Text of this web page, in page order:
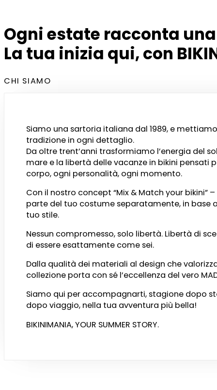
Ogni estate racconta
La tua inizia qui, con
CHI SIAMO
Siamo una sartoria italiana dal 1989, e
tradizione in ogni dettaglio.
Da oltre trent’anni trasformiamo l’energia del
mare e la libertà delle vacanze in bikini pensati
corpo, ogni personalità, ogni momento.
Con il nostro concept “Mix & Match your bikini”
parte del tuo costume separatamente, in base
tuo stile.
Nessun compromesso, solo libertà. Libertà di
di essere esattamente come sei.
Dalla qualità dei materiali al design che
collezione porta con sé l’eccellenza del vero
Siamo qui per accompagnarti, stagione dopo
dopo viaggio, nella tua avventura più bella!
BIKINIMANIA, YOUR SUMMER STORY.